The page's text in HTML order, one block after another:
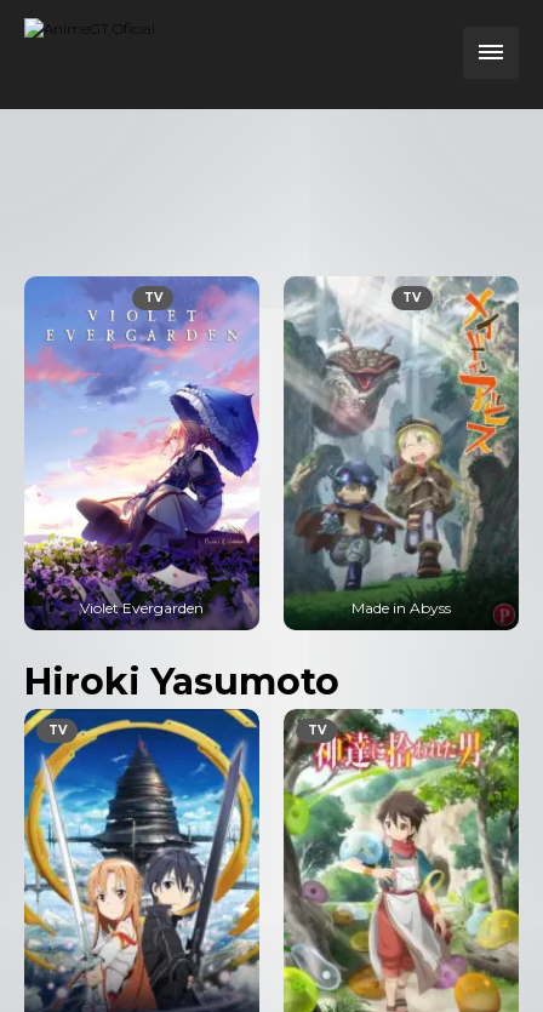
TV
Made in Abyss
TV
Azur Lane – Audio Latino
Hiroki Yasumoto
TV TV